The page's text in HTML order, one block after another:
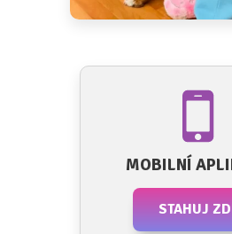
MOBILNÍ
STAHUJ